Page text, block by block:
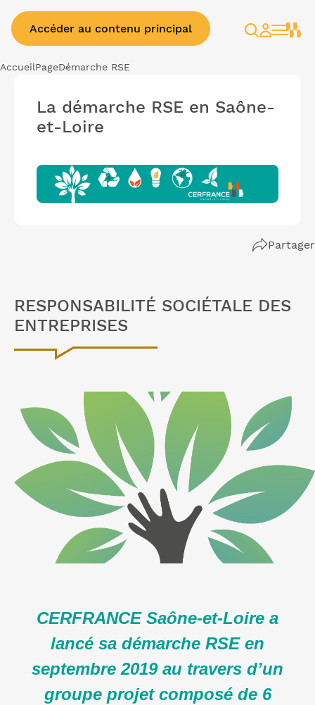
Accéder au contenu principal
Rechercher
Espace
AccueilPageDémarche RSE
La démarche RSE en Saône-
et-Loire
Partager
RESPONSABILITÉ SOCIÉTALE DES
ENTREPRISES
CERFRANCE Saône-et-Loire a
lancé sa démarche RSE en
septembre 2019 au travers d’un
groupe projet composé de 6